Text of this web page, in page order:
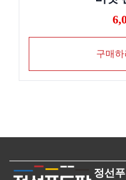
구매
정선